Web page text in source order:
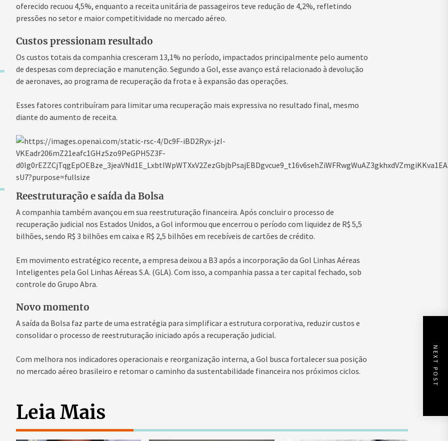
oferecido recuou 4,5%, enquanto a receita unitária de passageiros teve redução de 4,2%, refletindo
pressões no setor e maior competitividade no mercado aéreo.
Custos pressionam resultado
Os custos totais da companhia cresceram 13,1% no período, impactados principalmente pelo aumento
de despesas com depreciação e manutenção. Segundo a Gol, esse avanço está relacionado à devolução
de aeronaves, ao programa de recuperação da frota e à expansão das operações.
Esses fatores contribuíram para limitar uma recuperação mais expressiva no resultado final, mesmo
diante do aumento de receita.
Reestruturação e saída da Bolsa
A companhia também avançou em sua reestruturação financeira. Após concluir o processo de
recuperação judicial nos Estados Unidos, a Gol informou que encerrou o período com liquidez de R$ 5,5
bilhões, sendo R$ 3 bilhões em caixa e R$ 2,5 bilhões em recebíveis de cartões de crédito.
Em movimento estratégico recente, a empresa deixou a B3 após a incorporação da Gol Linhas Aéreas
Inteligentes pela Gol Linhas Aéreas S.A. (GLA). Com isso, a companhia passa a ter capital fechado, sob
controle do Grupo Abra.
Novo momento
A saída da Bolsa faz parte de uma estratégia para simplificar a estrutura corporativa, reduzir custos e
consolidar o processo de reestruturação iniciado após a recuperação judicial.
Com melhora nos indicadores operacionais e reorganização interna, a Gol busca fortalecer sua posição
no mercado aéreo brasileiro e retomar o caminho da sustentabilidade financeira nos próximos ciclos.
NEXT POST
Leia Mais